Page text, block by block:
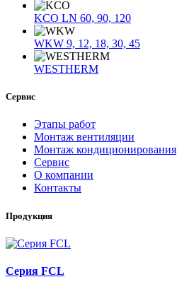
KCO LN 60, 90, 120
WKW 9, 12, 18, 30, 45
WESTHERM
Сервис
Этапы работ
Монтаж вентиляции
Монтаж кондиционирования
Сервис
О компании
Контакты
Продукция
Серия FCL